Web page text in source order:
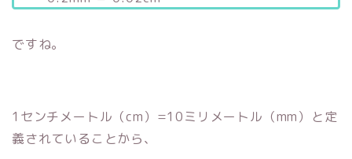
ですね。
1センチメートル（cm）=10ミリメートル（mm）と定
義されていることから、